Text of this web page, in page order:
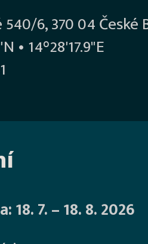
6, 370 04 České
• 14°28'17.9"E
7. – 18. 8. 2026